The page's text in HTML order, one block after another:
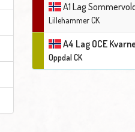
A1 Lag
Lillehammer CK
A4 Lag OCE
Oppdal CK